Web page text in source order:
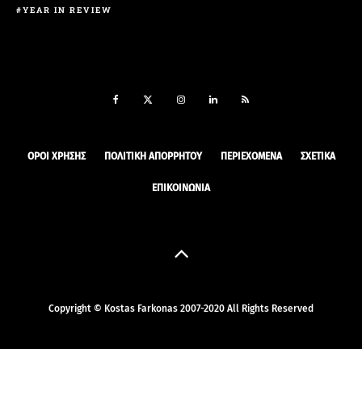
YEAR IN REVIEW
ΟΡΟΙ ΧΡΉΣΗΣ ΠΟΛΙΤΙΚΉ ΑΠΟΡΡΉΤΟΥ ΠΕΡΙΕΧΌΜΕΝΑ ΣΧΕΤΙΚΆ
ΕΠΙΚΟΙΝΩΝΊΑ
Copyright © Kostas Farkonas 2007-2020 All Rights Reserved